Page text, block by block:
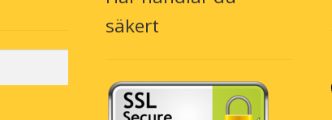
säkert